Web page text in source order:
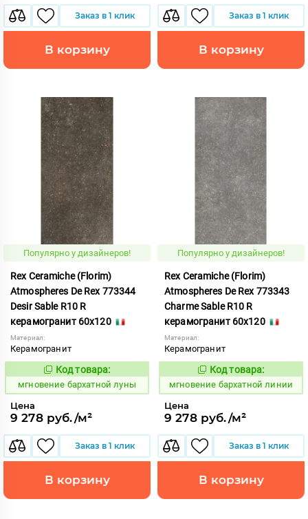
Заказ в 1 клик
В корзину
Заказ в 1 клик
В корзину
Популярно у дизайнеров!
Rex Ceramiche (Florim)
Atmospheres De Rex 773344
Desir Sable R10 R
керамогранит 60x120
Материал:
Керамогранит
937920
Код товара:
мгновение бархатной луны
Цена
9 278 руб./м²
Заказ в 1 клик
В корзину
Популярно у дизайнеров!
Rex Ceramiche (Florim)
Atmospheres De Rex 773343
Charme Sable R10 R
керамогранит 60x120
Материал:
Керамогранит
937919
Код товара:
мгновение бархатной линии
Цена
9 278 руб./м²
Заказ в 1 клик
В корзину